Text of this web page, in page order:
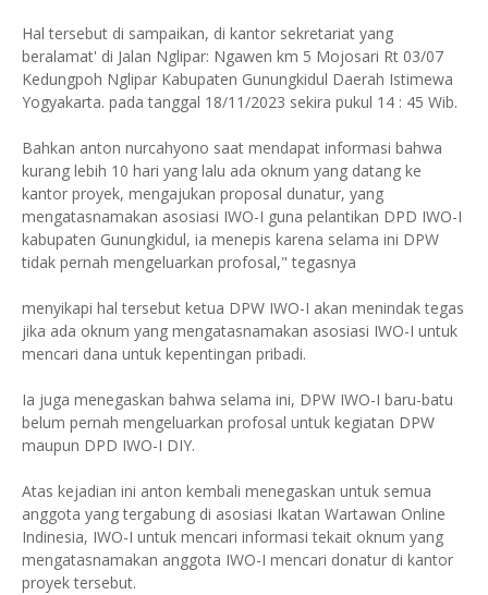
Hal tersebut di sampaikan, di kantor sekretariat yang
beralamat' di Jalan Nglipar: Ngawen km 5 Mojosari Rt 03/07
Kedungpoh Nglipar Kabupaten Gunungkidul Daerah Istimewa
Yogyakarta. pada tanggal 18/11/2023 sekira pukul 14 : 45 Wib.
Bahkan anton nurcahyono saat mendapat informasi bahwa
kurang lebih 10 hari yang lalu ada oknum yang datang ke
kantor proyek, mengajukan proposal dunatur, yang
mengatasnamakan asosiasi IWO-I guna pelantikan DPD IWO-I
kabupaten Gunungkidul, ia menepis karena selama ini DPW
tidak pernah mengeluarkan profosal," tegasnya
menyikapi hal tersebut ketua DPW IWO-I akan menindak tegas
jika ada oknum yang mengatasnamakan asosiasi IWO-I untuk
mencari dana untuk kepentingan pribadi.
Ia juga menegaskan bahwa selama ini, DPW IWO-I baru-batu
belum pernah mengeluarkan profosal untuk kegiatan DPW
maupun DPD IWO-I DIY.
Atas kejadian ini anton kembali menegaskan untuk semua
anggota yang tergabung di asosiasi Ikatan Wartawan Online
Indinesia, IWO-I untuk mencari informasi tekait oknum yang
mengatasnamakan anggota IWO-I mencari donatur di kantor
proyek tersebut.